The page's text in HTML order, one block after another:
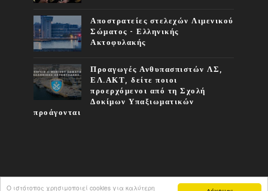
Ο ιστότοπος χρησιμοποιεί cookies για καλύτερη
Αποστρατείες στελεχών Λιμενικού
Σώματος - Ελληνικής
Ακτοφυλακής
Προαγωγές Ανθυπασπιστών ΛΣ,
ΕΛ.ΑΚΤ, δείτε ποιοι
προερχόμενοι από τη Σχολή
Δοκίμων Υπαξιωματικών
προάγονται